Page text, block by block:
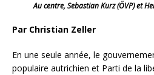
Au centre, Sebastian Kurz (ÖVP) et
Par Christian Zeller
En une seule année, le
populaire autrichien et Parti de la